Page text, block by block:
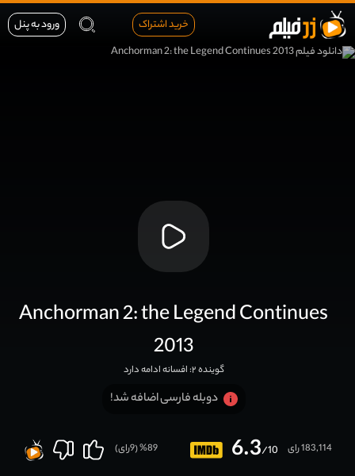
خرید اشتراک ورود به پنل
Anchorman 2: the Legend Continues
2013
گوینده ۲: افسانه ادامه دارد
دوبله فارسی اضافه شد!
6.3/10 183,114 رای 89
% (
9رای)